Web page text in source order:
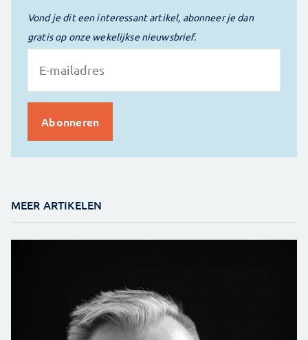
Vond je dit een interessant artikel, abonneer je dan
gratis op onze wekelijkse nieuwsbrief.
MEER ARTIKELEN